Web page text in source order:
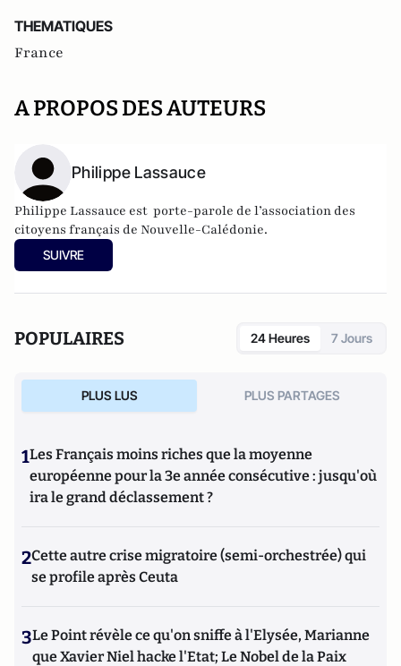
THEMATIQUES
France
A PROPOS DES AUTEURS
Philippe Lassauce
Philippe Lassauce est porte-parole de l’association des
citoyens français de Nouvelle-Calédonie.
SUIVRE
POPULAIRES 24 Heures 7 Jours
PLUS LUS PLUS PARTAGES
1Les Français moins riches que la moyenne
européenne pour la 3e année consécutive : jusqu'où
ira le grand déclassement ?
2Cette autre crise migratoire (semi-orchestrée) qui
se profile après Ceuta
3Le Point révèle ce qu'on sniffe à l'Elysée, Marianne
que Xavier Niel hacke l'Etat; Le Nobel de la Paix